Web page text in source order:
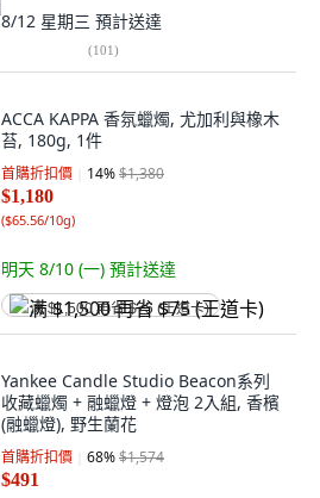
8/12 星期三 預計送達
(101)
ACCA KAPPA 香氛蠟燭, 尤加利與橡木
苔, 180g, 1件
首購折扣價 14%$1,380
$1,180
($65.56/10g)
明天 8/10 (一) 預計送達
满 $1,500 再省 $75 (王道卡)
Yankee Candle Studio Beacon系列
收藏蠟燭 + 融蠟燈 + 燈泡 2入組, 香檳
(融蠟燈), 野生蘭花
首購折扣價 68%$1,574
$491